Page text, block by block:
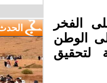
الفخر
الوطن
لتحقيق
الحدث